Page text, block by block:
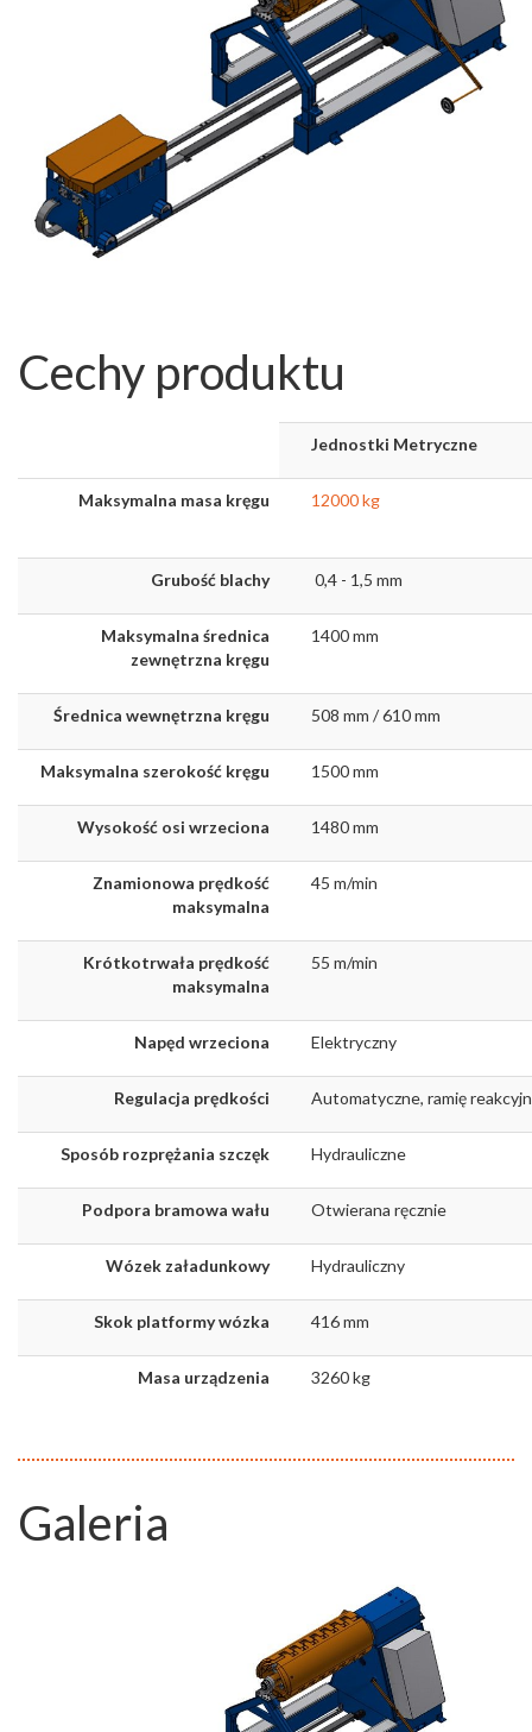
Cechy produktu
Jednostki Metryczne
Maksymalna masa kręgu 12000 kg
Grubość blachy 0,4 - 1,5 mm
Maksymalna średnica
zewnętrzna kręgu
1400 mm
Średnica wewnętrzna kręgu 508 mm / 610 mm
Maksymalna szerokość kręgu 1500 mm
Wysokość osi wrzeciona 1480 mm
Znamionowa prędkość
maksymalna
45 m/min
Krótkotrwała prędkość
maksymalna
55 m/min
Napęd wrzeciona Elektryczny
Regulacja prędkości Automatyczne, ramię
Sposób rozprężania szczęk Hydrauliczne
Podpora bramowa wału Otwierana ręcznie
Wózek załadunkowy Hydrauliczny
Skok platformy wózka 416 mm
Masa urządzenia 3260 kg
Galeria